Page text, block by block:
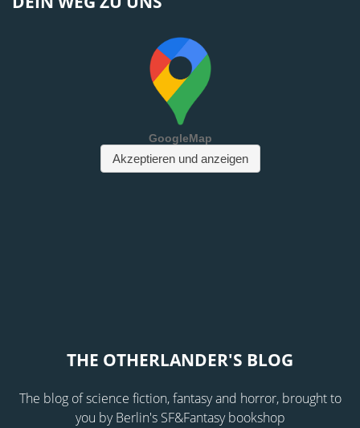
THE OTHERLANDER'S BLOG
The blog of science fiction, fantasy and horror, brought to
you by Berlin's SF&Fantasy bookshop